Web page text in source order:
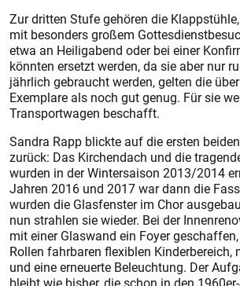
Zur dritten Stufe gehören die
mit besonders großem
etwa an Heiligabend oder bei einer
könnten ersetzt werden, da sie aber nur
jährlich gebraucht werden, gelten die
Exemplare als noch gut genug. Für sie
Transportwagen beschafft.
Sandra Rapp blickte auf die ers­ten
zurück: Das Kirchendach und die
wurden in der Wintersaison 2013/2014
Jahren 2016 und 2017 war dann die
wurden die Glasfenster im Chor
nun strahlen sie wieder. Bei der
mit einer Glaswand ein Foyer
Rollen fahrbaren flexiblen Kinderbereich,
und eine erneuerte Beleuchtung. Der